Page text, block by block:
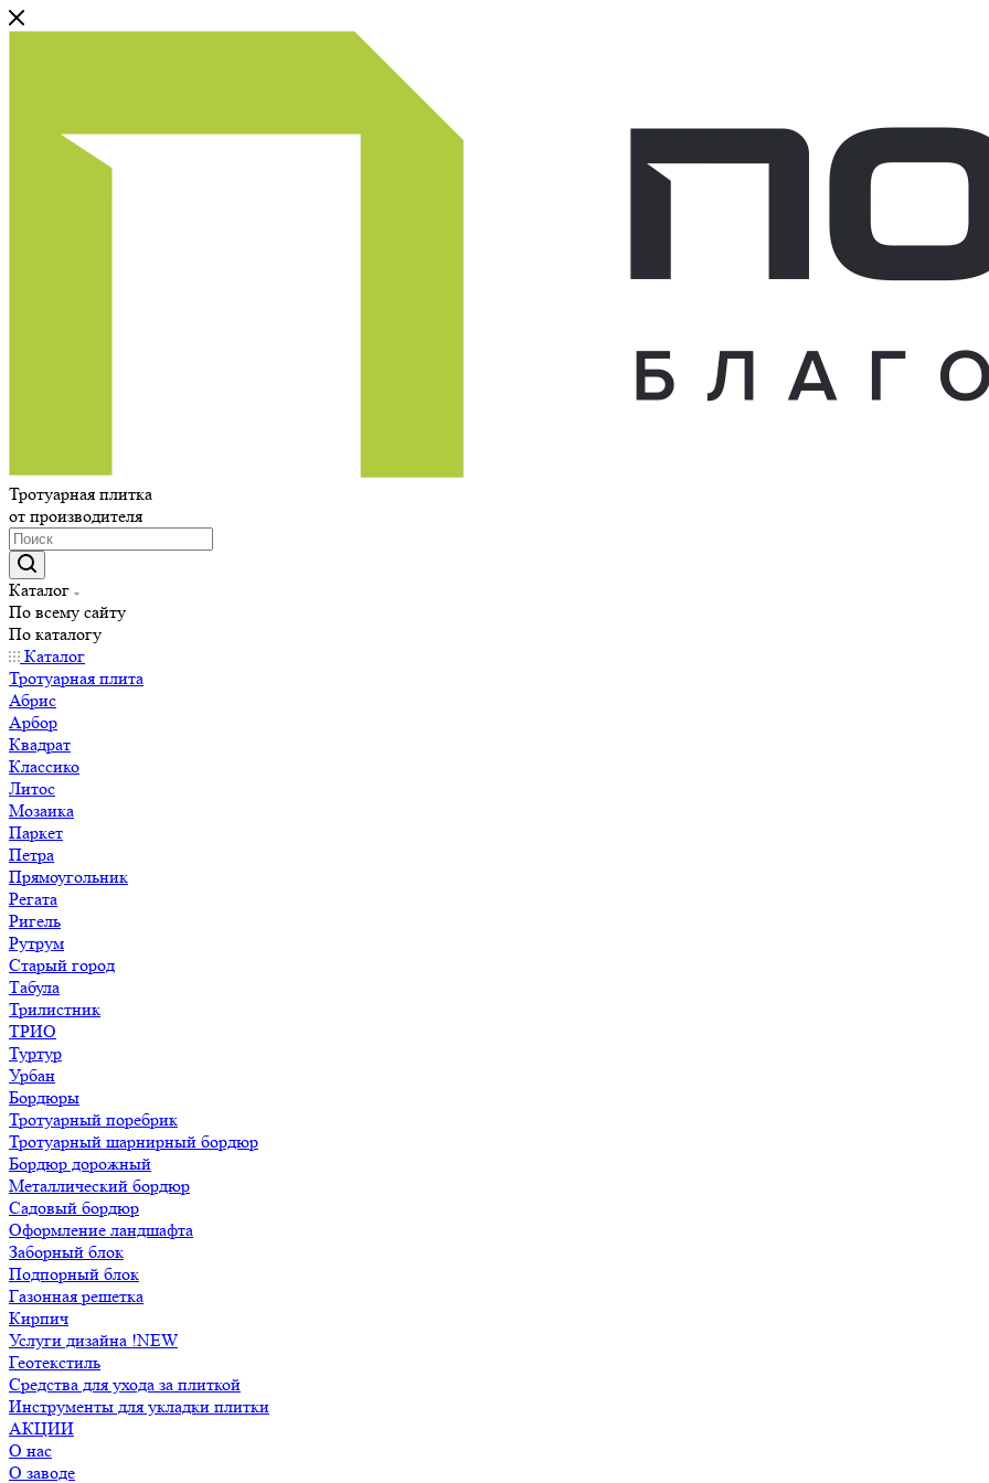
Тротуарная плитка
от производителя
Каталог
По всему сайту
По каталогу
Каталог
Тротуарная плита
Абрис
Арбор
Квадрат
Классико
Литос
Мозаика
Паркет
Петра
Прямоугольник
Регата
Ригель
Рутрум
Старый город
Табула
Трилистник
ТРИО
Туртур
Урбан
Бордюры
Тротуарный поребрик
Тротуарный шарнирный бордюр
Бордюр дорожный
Металлический бордюр
Садовый бордюр
Оформление ландшафта
Заборный блок
Подпорный блок
Газонная решетка
Кирпич
Услуги дизайна !NEW
Геотекстиль
Средства для ухода за плиткой
Инструменты для укладки плитки
АКЦИИ
О нас
О заводе